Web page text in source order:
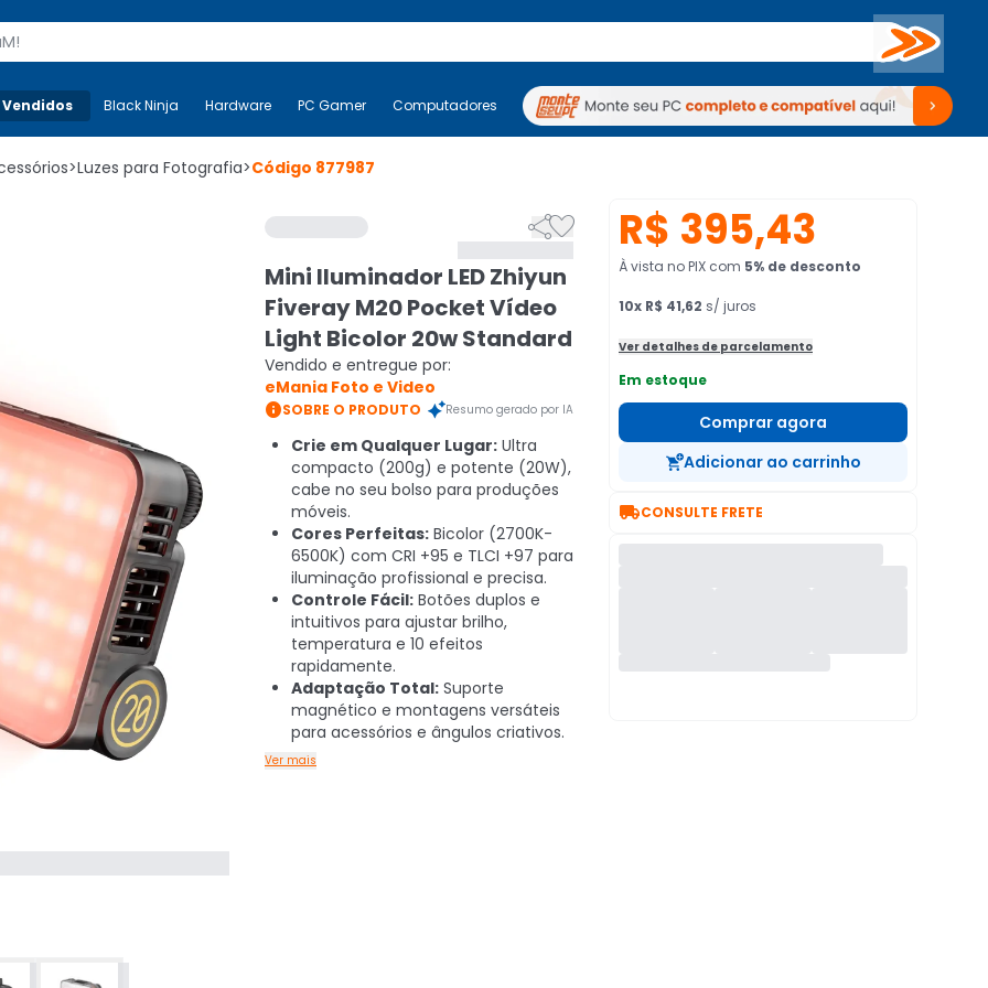
Buscar
Mais-v- Black Ninja Hardware PC Gamer Computadores Periféricos TV Venda no KaBuM!
Black Ninja Hardware PC Gamer Computadores Periféricos TV Venda no KaBuM!
>Luzes para Fotografia>Código 877987

Mini Iluminador LED Zhiyun
Fiveray M20 Pocket Vídeo
Light Bicolor 20w Standard
Vendido e entregue por:
eMania Foto e Video
SOBRE O PRODUTO Resumo gerado por IA
Crie em Qualquer Lugar: Ultra
compacto (200g) e potente (20W),
cabe no seu bolso para produções
móveis.
Cores Perfeitas: Bicolor (2700K-
6500K) com CRI +95 e TLCI +97 para
iluminação profissional e precisa.
Controle Fácil: Botões duplos e
intuitivos para ajustar brilho,
temperatura e 10 efeitos
rapidamente.
Adaptação Total: Suporte
magnético e montagens versáteis
para acessórios e ângulos criativos.
Ver mais
R$ 395,43
À vista no PIX com 5% de desconto
10x R$ 41,62 s/ juros
Ver detalhes de parcelamento
Em estoque
Comprar agora
Adicionar ao carrinho
CONSULTE FRETE